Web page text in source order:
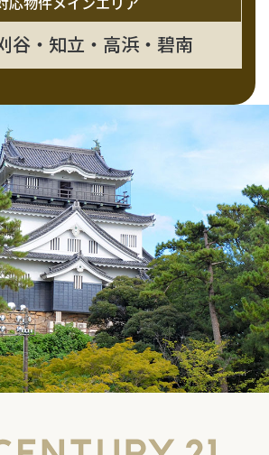
谷・知立・高浜・碧南